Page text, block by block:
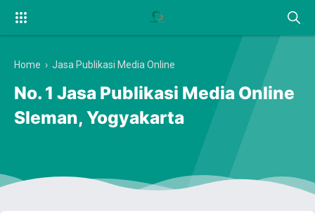
Home › Jasa Publikasi Media Online
No. 1 Jasa Publikasi Media Online
Sleman, Yogyakarta